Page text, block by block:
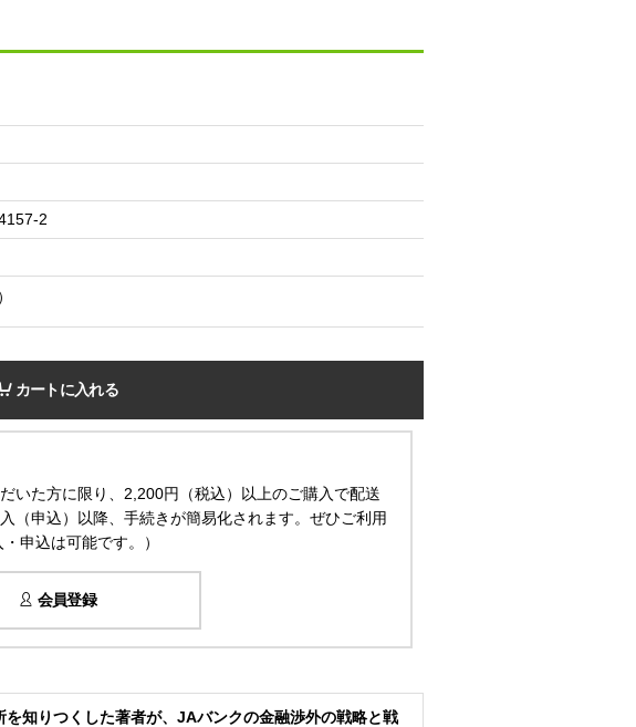
2
カートに入れる
いた方に限り、2,200円（税込）以上のご購入で配送
（申込）以降、手続きが簡易化されます。ぜひご利用
申込は可能です。）
会員登録
知りつくした著者が、JAバンクの金融渉外の戦略と戦